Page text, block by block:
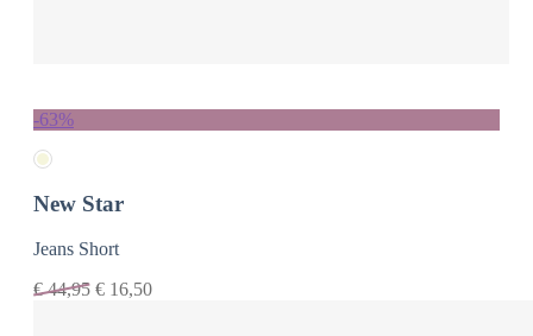
-63%
New Star
Jeans Short
€44,95 € 16,50